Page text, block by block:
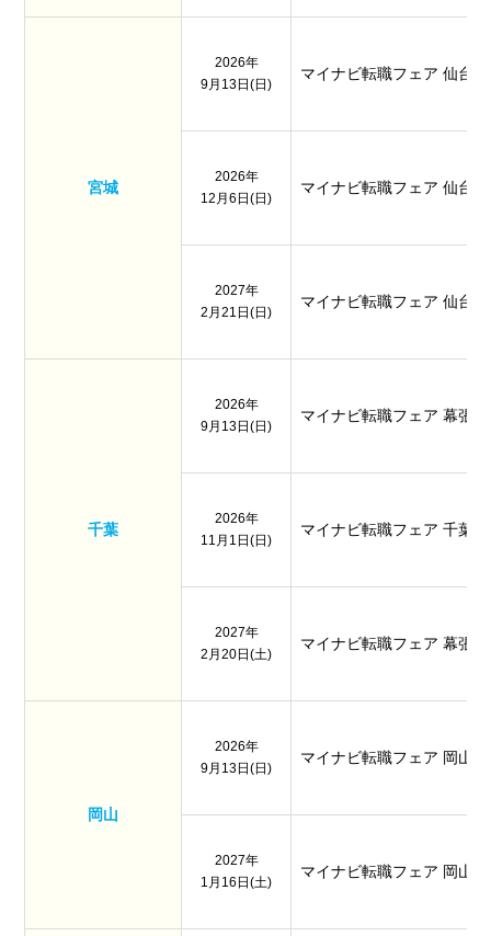
宮城
2026年
9月13日(日)
マイナビ転職フェア 仙台
2026年
12月6日(日)
マイナビ転職フェア 仙台
2027年
2月21日(日)
マイナビ転職フェア 仙台
千葉
2026年
9月13日(日)
マイナビ転職フェア 幕張
2026年
11月1日(日)
マイナビ転職フェア 千葉
2027年
2月20日(土)
マイナビ転職フェア 幕張
岡山
2026年
9月13日(日)
マイナビ転職フェア 岡山
2027年
1月16日(土)
マイナビ転職フェア 岡山